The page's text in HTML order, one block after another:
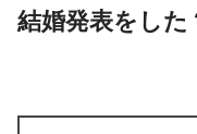
結婚発表をした